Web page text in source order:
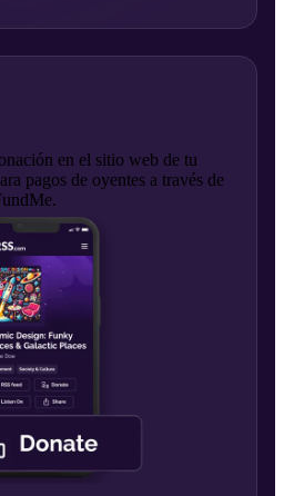
en el sitio web de tu
pagos de oyentes a través de